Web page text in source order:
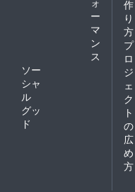
ー
マ
ン
ス
ソー
シャ
ル
グッ
ド
作
り
方
プ
ロ
ジ
ェ
ク
ト
の
広
め
方